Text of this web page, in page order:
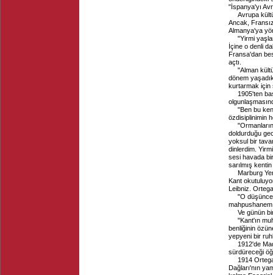
"İspanya'yı
Avrupa
Ancak,
Almanya'ya
"Yirmi
İçine o denli
Fransa'dan
açtı.
"Alman
dönem
kurtarmak için
1905'ten
"Ben bu
özdisiplinimin
doldurduğu
yoksul bir
dinlerdim.
sesi havada
sarılmış
Marburg
Kant
Leibniz.
"O
Ve günün
"Kant'ın
benliğinin
yepyeni bir
1912'de
sürdüreceği
1914
Dağları'nın